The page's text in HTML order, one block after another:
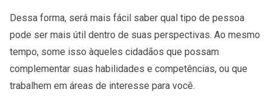
Dessa forma, será mais fácil saber qual tipo de pessoa
pode ser mais útil dentro de suas perspectivas. Ao mesmo
tempo, some isso àqueles cidadãos que possam
complementar suas habilidades e competências, ou que
trabalhem em áreas de interesse para você.